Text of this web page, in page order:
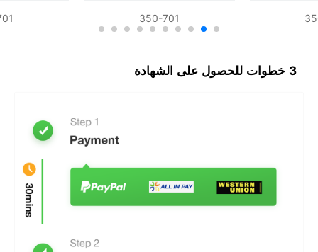
350-701
3 خطوات للحصول على الشهادة